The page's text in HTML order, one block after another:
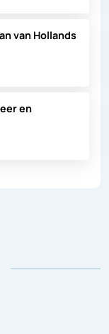
van Hollands
en